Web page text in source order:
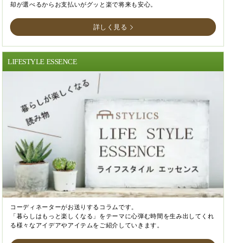
却が選べるからお支払いがグッと楽で将来も安心。
詳しく見る
LIFESTYLE ESSENCE
コーディネーターがお送りするコラムです。
「暮らしはもっと楽しくなる」をテーマに心弾む時間を生み出してくれ
る様々なアイデアやアイテムをご紹介していきます。